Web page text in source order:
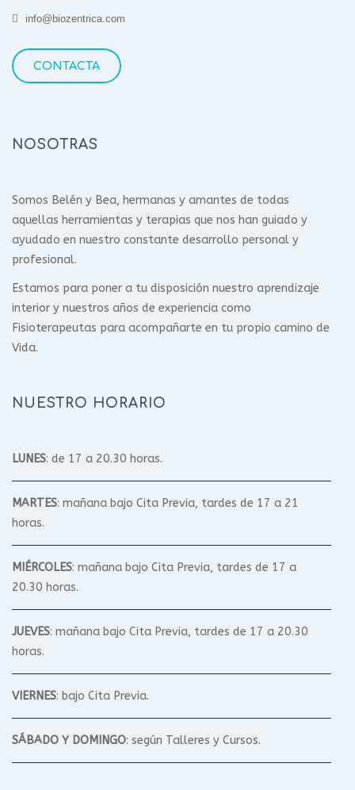
info@biozentrica.com
CONTACTA
NOSOTRAS
Somos Belén y Bea, hermanas y amantes de todas
aquellas herramientas y terapias que nos han guiado y
ayudado en nuestro constante desarrollo personal y
profesional.
Estamos para poner a tu disposición nuestro aprendizaje
interior y nuestros años de experiencia como
Fisioterapeutas para acompañarte en tu propio camino de
Vida.
NUESTRO HORARIO
LUNES: de 17 a 20.30 horas.
MARTES: mañana bajo Cita Previa, tardes de 17 a 21
horas.
MIÉRCOLES: mañana bajo Cita Previa, tardes de 17 a
20.30 horas.
JUEVES: mañana bajo Cita Previa, tardes de 17 a 20.30
horas.
VIERNES: bajo Cita Previa.
SÁBADO Y DOMINGO: según Talleres y Cursos.